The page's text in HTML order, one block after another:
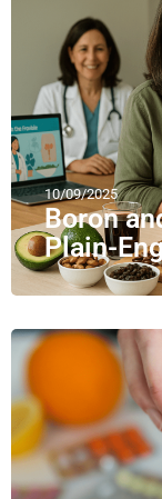
10/09/2025
Boron
Plain-